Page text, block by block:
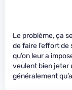
Le problème, ça
de faire l’effort
qu’on leur a
veulent bien jeter
généralement